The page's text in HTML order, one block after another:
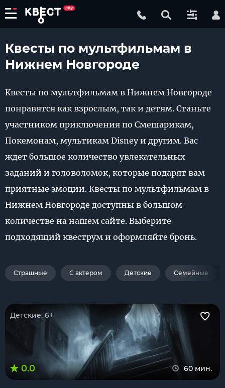
Квесты по мультфильмам в
Нижнем Новгороде
Квесты по мультфильмам в Нижнем Новгороде
понравятся как взрослым, так и детям. Станьте
участником приключения по Смешарикам,
Покемонам, мультикам Disney и другим. Вас
ждет большое количество увлекательных
заданий и головоломок, которые подарят вам
приятные эмоции. Квесты по мультфильмам в
Нижнем Новгороде доступны в большом
количестве на нашем сайте. Выберите
подходящий квеструм и оформляйте бронь.
Страшные С актером Детские Семейные
Детские, 6+
0.0 60 мин.